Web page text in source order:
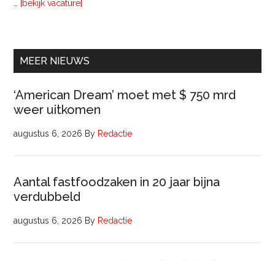
[bekijk vacature]
uur)
MEER NIEUWS
‘American Dream’ moet met $ 750 mrd
weer uitkomen
augustus 6, 2026 By Redactie
Aantal fastfoodzaken in 20 jaar bijna
verdubbeld
augustus 6, 2026 By Redactie